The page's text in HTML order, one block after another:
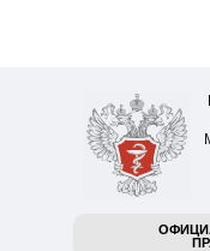
подход к
эпилепсии